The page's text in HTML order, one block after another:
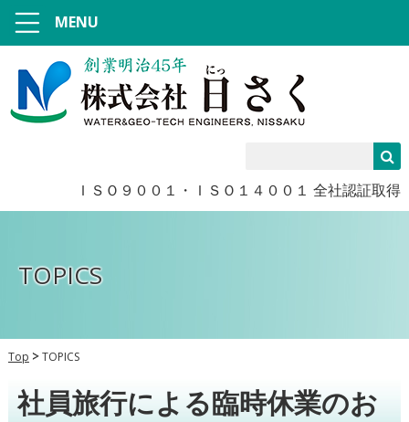
ＩＳＯ９００１・ＩＳＯ１４００１ 全社認証取得
MENU
TOPICS
Top TOPICS
社員旅行による臨時休業のお